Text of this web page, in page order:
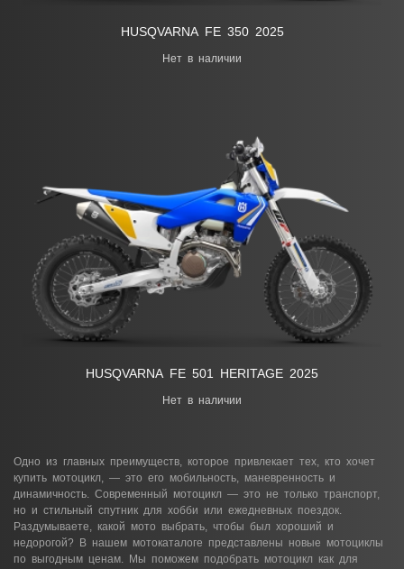
HUSQVARNA FE 350 2025
Нет в наличии
HUSQVARNA FE 501 HERITAGE 2025
Нет в наличии
Одно из главных преимуществ, которое привлекает тех, кто хочет
купить мотоцикл , — это его мобильность, маневренность и
динамичность. Современный мотоцикл — это не только транспорт,
но и стильный спутник для хобби или ежедневных поездок.
Раздумываете, какой мото выбрать, чтобы был хороший и
недорогой? В нашем мотокаталоге представлены новые мотоциклы
по выгодным ценам. Мы поможем подобрать мотоцикл как для